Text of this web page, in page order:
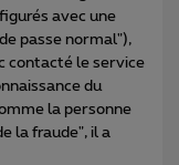
avec une
passe normal"),
contacté le service
du
la personne
la fraude", il a